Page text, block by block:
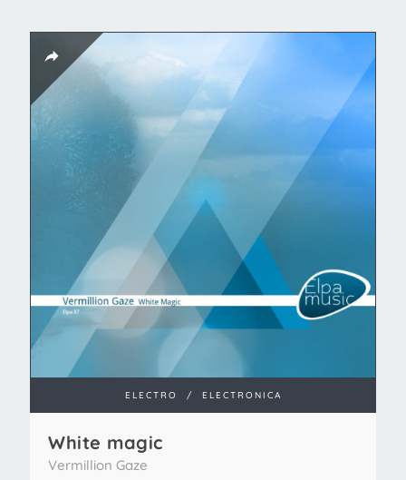
ELECTRO / ELECTRONICA
White magic
Vermillion Gaze